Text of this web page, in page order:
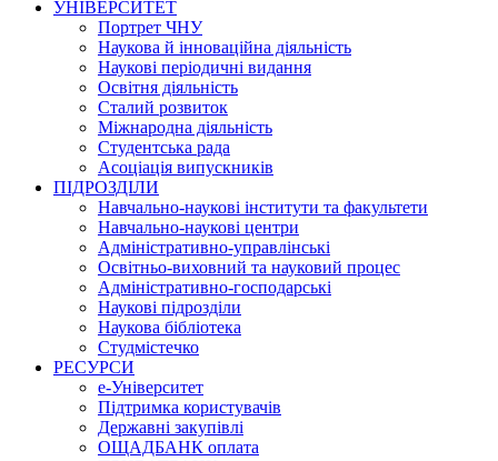
УНІВЕРСИТЕТ
Портрет ЧНУ
Наукова й інноваційна діяльність
Наукові періодичні видання
Освітня діяльність
Сталий розвиток
Міжнародна діяльність
Студентська рада
Асоціація випускників
ПІДРОЗДІЛИ
Навчально-наукові інститути та факультети
Навчально-наукові центри
Адміністративно-управлінські
Освітньо-виховний та науковий процес
Адміністративно-господарські
Наукові підрозділи
Наукова бібліотека
Студмістечко
РЕСУРСИ
е-Університет
Підтримка користувачів
Державні закупівлі
ОЩАДБАНК оплата